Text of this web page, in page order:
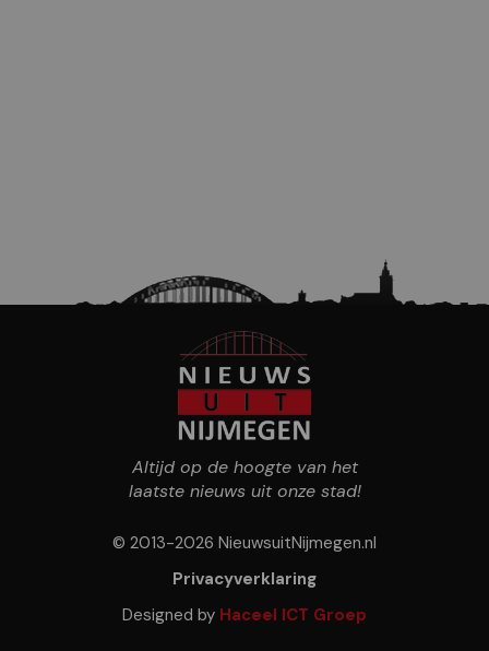
Altijd op de hoogte van het
laatste nieuws uit onze stad!
© 2013-2026 NieuwsuitNijmegen.nl
Privacyverklaring
Designed by Haceel ICT Groep